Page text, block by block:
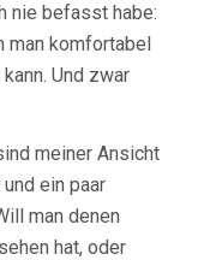
nie befasst habe:
man komfortabel
Und zwar
meiner Ansicht
ein paar
man denen
hat, oder